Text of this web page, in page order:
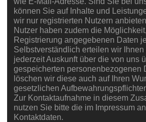
können Sie auf Inhalte und
wir nur registrierten Nutzern
Nutzer haben zudem die
Registrierung angegebenen Daten
Selbstverständlich erteilen wir
jederzeit Auskunft über die von uns
gespeicherten personenbezogenen
löschen wir diese auch auf Ihren
gesetzlichen
Zur Kontaktaufnahme in diesem
nutzen Sie bitte die im Impressum
Kontaktdaten.